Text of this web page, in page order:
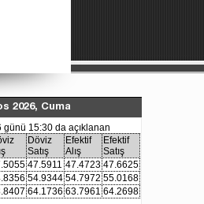
2026, Cuma
15:30 da açıklanan
Döviz
Satış
Efektif
Alış
Efektif
Satış
47.5911 47.4723 47.6625
54.9344 54.7972 55.0168
64.1736 63.7961 64.2698